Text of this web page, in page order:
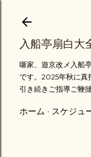
スキップ
入船亭扇白大
噺家、遊京改メ入船
です。2025年秋に真
引き続きご指導ご鞭
ホーム スケジュ